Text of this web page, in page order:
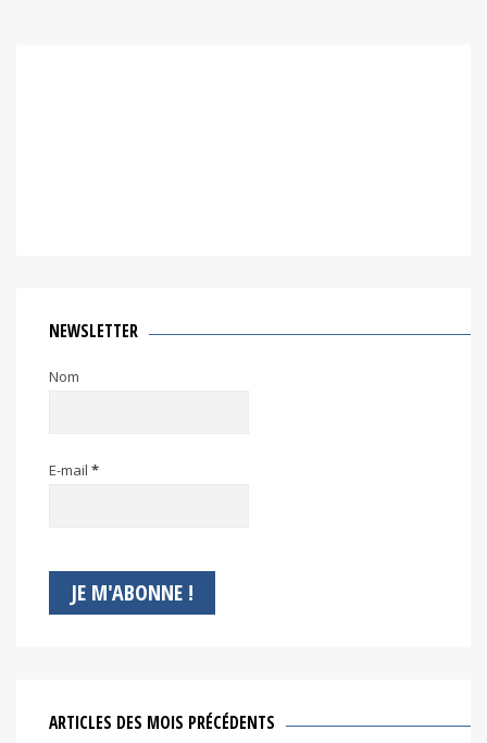
NEWSLETTER
Nom
E-mail *
ARTICLES DES MOIS PRÉCÉDENTS